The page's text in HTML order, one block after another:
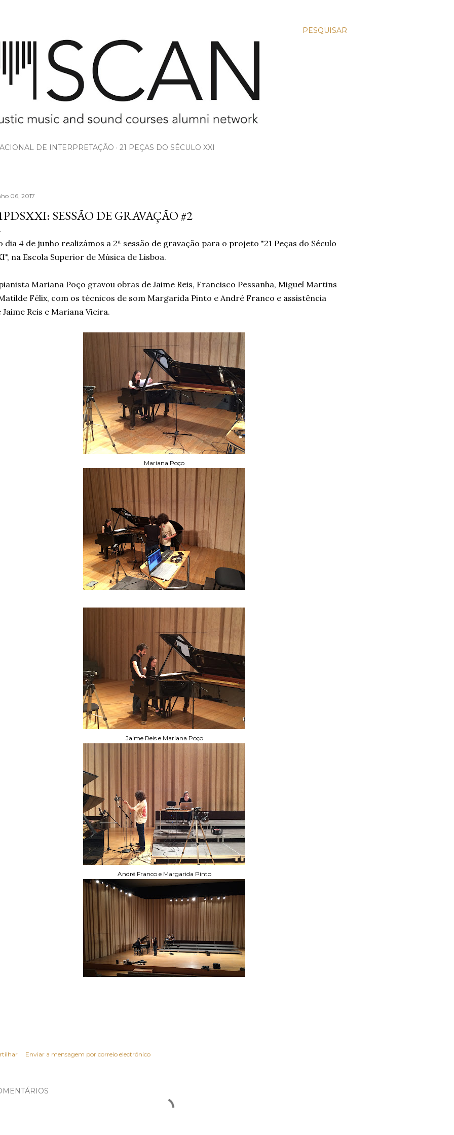
PESQUISAR
DE INTERPRETAÇÃO 21 PEÇAS DO SÉCULO XXI
06, 2017
SESSÃO DE GRAVAÇÃO #2
dia 4 de junho realizámos a 2ª sessão de gravação para o projeto "21 Peças do Século
na Escola Superior de Música de Lisboa.
Mariana Poço gravou obras de Jaime Reis, Francisco Pessanha, Miguel Martins
Félix, com os técnicos de som Margarida Pinto e André Franco e assistência
Jaime Reis e Mariana Vieira.
Mariana Poço
Jaime Reis e Mariana Poço
André Franco e Margarida Pinto
Enviar a mensagem por correio electrónico